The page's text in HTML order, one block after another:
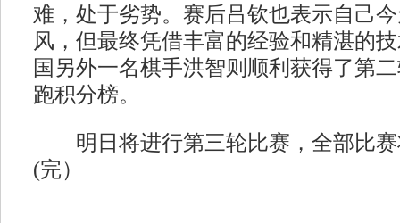
难，处于劣势。赛后吕钦也表示自己
风，但最终凭借丰富的经验和精湛的
国另外一名棋手洪智则顺利获得了第
跑积分榜。
明日将进行第三轮比赛，全部比赛
(完）